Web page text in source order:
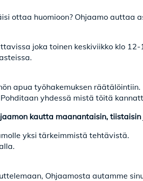
ottaa huomioon? Ohjaamo
joka toinen keskiviikko klo 12-
apua työhakemuksen räätälöintiin.
yhdessä mistä töitä
kautta maanantaisin,
yksi tärkeimmistä tehtävistä.
Ohjaamosta autamme